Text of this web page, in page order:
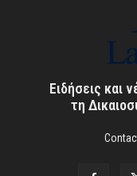
Ειδήσεις και
τη